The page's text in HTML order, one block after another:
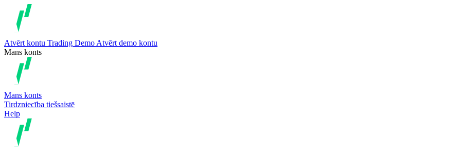
Atvērt kontu Trading Demo Atvērt demo kontu
Mans konts
Mans konts
Tirdzniecība tiešsaistē
Help